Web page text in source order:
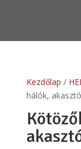
Kezdőlap /
hálók,